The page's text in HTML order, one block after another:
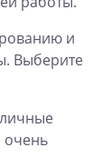
СК
фонд
по СК
по СК
и
Выберите
очень